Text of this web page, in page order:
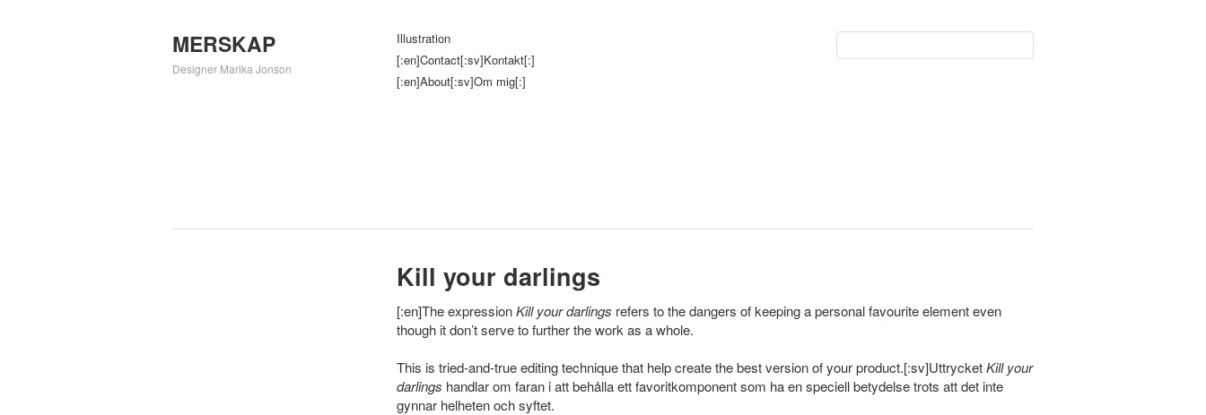
MERSKAP
Designer Marika Jonson
Illustration
[:en]Contact[:sv]Kontakt[:]
[:en]About[:sv]Om mig[:]
Kill your darlings
[:en]The expressionKill your darlings refers to the dangers of keeping a personal favourite element even
though it don’t serve to further the work as a whole.
This is tried-and-true editing technique that help create the best version of your product.[:sv]UttrycketKill your
darlings handlar om faran i att behålla ett favoritkomponent som ha en speciell betydelse trots att det inte
gynnar helheten och syftet.